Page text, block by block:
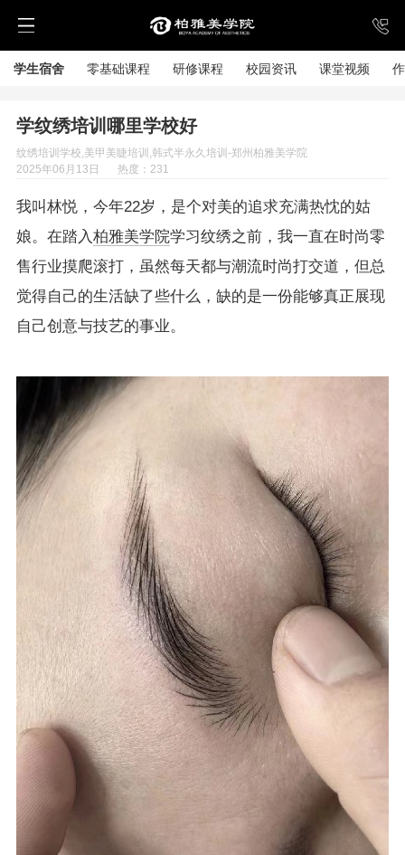
学生宿舍 零基础课程 研修课程 校园资讯 课堂视频
学纹绣培训哪里学校好
纹绣培训学校,美甲美睫培训,韩式半永久培训-郑州柏雅美学院
2025年06月13日
热度：231
我叫林悦，今年22岁，是个对美的追求充满热忱的姑
娘。在踏入 柏雅美学院学习纹绣之前，我一直在时尚零
售行业摸爬滚打，虽然每天都与潮流时尚打交道，但总
觉得自己的生活缺了些什么，缺的是一份能够真正展现
自己创意与技艺的事业。